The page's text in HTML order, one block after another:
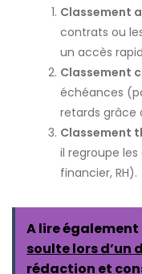
Classement
contrats ou
un accès
Classement
échéances
retards grâce
Classement
il regroupe
financier, RH).
A lire également
soulte lors d’un
rédaction et